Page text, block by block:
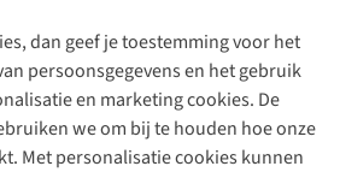
dan geef je toestemming voor het
persoonsgegevens en het gebruik
en marketing cookies. De
we om bij te houden hoe onze
Met personalisatie cookies kunnen